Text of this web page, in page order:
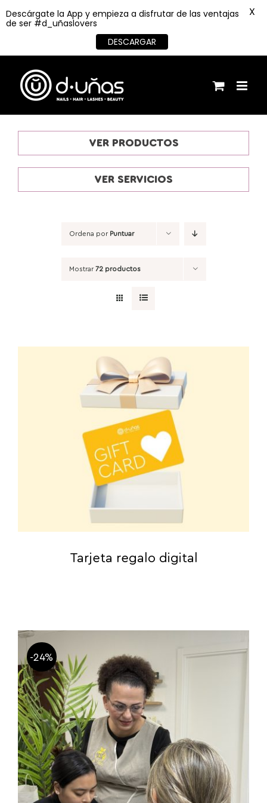
contenido
VER PRODUCTOS
VER SERVICIOS
Ordena por Puntuar
Mostrar72 productos
Tarjeta regalo digital
-24%
Descárgate la App y empieza a disfrutar de las ventajas
de ser #d_uñaslovers
DESCARGAR
X